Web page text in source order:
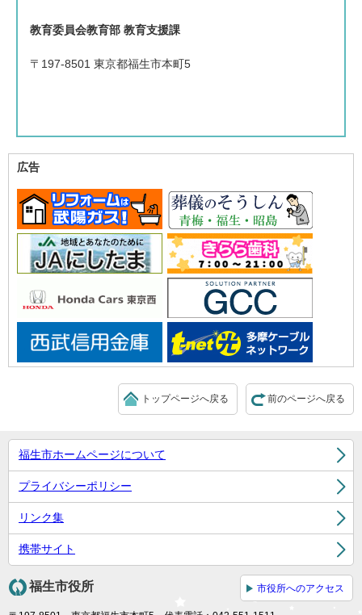
教育委員会教育部 教育支援課
〒197-8501 東京都福生市本町5
広告
前のページへ戻る
トップページへ戻る
福生市ホームページについて
プライバシーポリシー
リンク集
携帯サイト
福生市役所 市役所へのアクセス